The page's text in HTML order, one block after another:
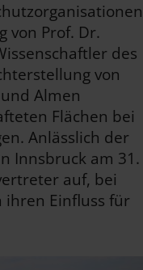
von Prof. Dr.
des
von
Almen
Flächen bei
Anlässlich der
Innsbruck am 31.
auf, bei
ihren Einfluss für